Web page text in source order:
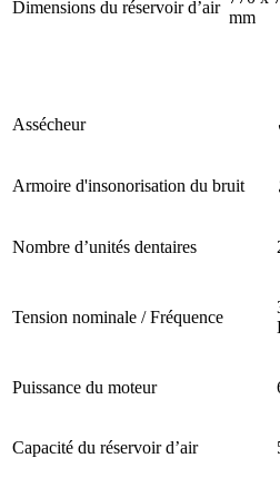
Dimensions du réservoir d’air
mm
Assécheur
Armoire d'insonorisation du bruit
Nombre d’unités dentaires
Tension nominale / Fréquence
Puissance du moteur
Capacité du réservoir d’air